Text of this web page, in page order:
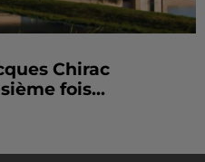
Chirac
fois...